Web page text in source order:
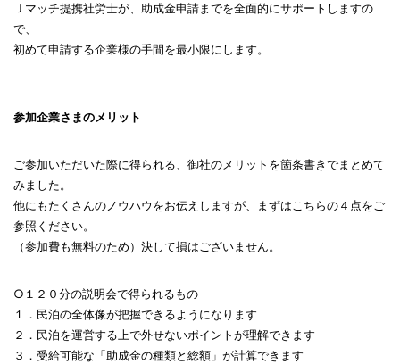
Ｊマッチ提携社労士が、助成金申請までを全面的にサポートしますの
で、
初めて申請する企業様の手間を最小限にします。
参加企業さまのメリット
ご参加いただいた際に得られる、御社のメリットを箇条書きでまとめて
みました。
他にもたくさんのノウハウをお伝えしますが、まずはこちらの４点をご
参照ください。
（参加費も無料のため）決して損はございません。
○１２０分の説明会で得られるもの
１．民泊の全体像が把握できるようになります
２．民泊を運営する上で外せないポイントが理解できます
３．受給可能な「助成金の種類と総額」が計算できます